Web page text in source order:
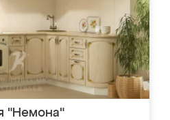
"Немона"